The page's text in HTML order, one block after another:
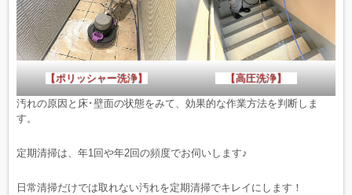
【ポリッシャー洗浄】 【高圧洗浄】
汚れの原因と床･壁面の状態をみて、効果的な作業方法を判断しま
す。
定期清掃は、年1回や年2回の頻度でお伺いします♪
日常清掃だけでは取れない汚れを定期清掃でキレイにします！